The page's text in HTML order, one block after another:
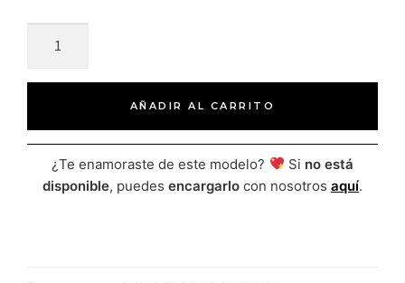
AÑADIR AL CARRITO
¿Te enamoraste de este modelo? Si no está
disponible, puedes encargarlo con nosotros aquí.